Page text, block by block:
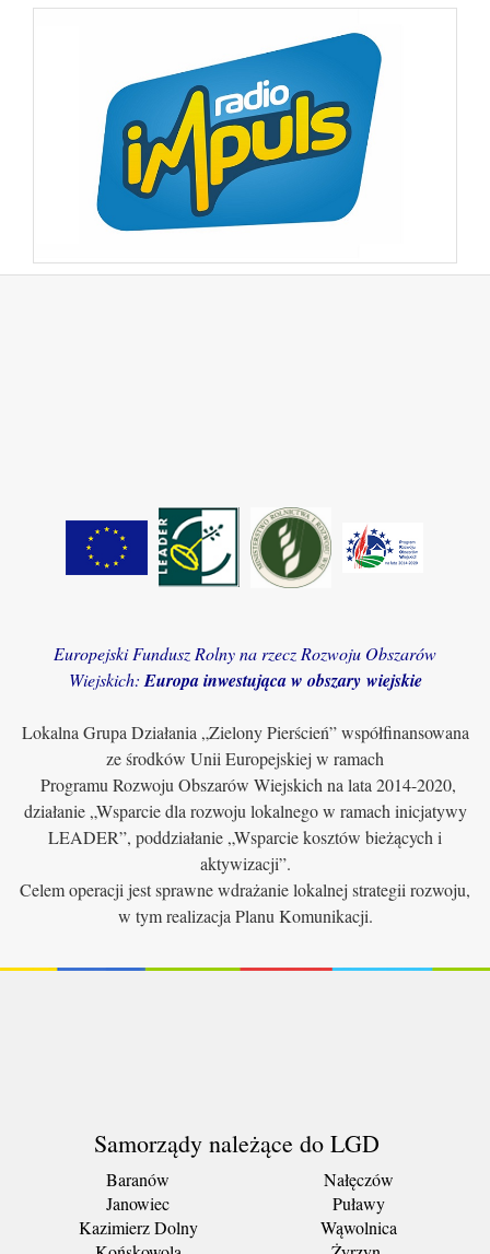
Europejski Fundusz Rolny na rzecz Rozwoju Obszarów
Wiejskich: Europa inwestująca w obszary wiejskie
Lokalna Grupa Działania „Zielony Pierścień” współfinansowana
ze środków Unii Europejskiej w ramach
Programu Rozwoju Obszarów Wiejskich na lata 2014-2020,
działanie „Wsparcie dla rozwoju lokalnego w ramach inicjatywy
LEADER”, poddziałanie „Wsparcie kosztów bieżących i
aktywizacji”.
Celem operacji jest sprawne wdrażanie lokalnej strategii rozwoju,
w tym realizacja Planu Komunikacji.
Samorządy należące do LGD
Baranów
Janowiec
Kazimierz Dolny
Nałęczów
Puławy
Wąwolnica